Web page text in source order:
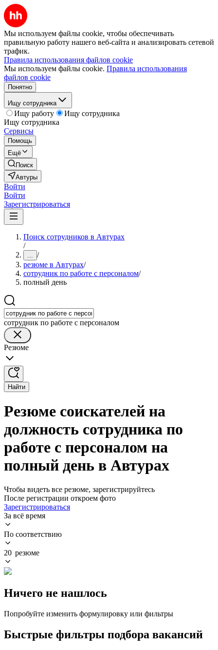
Мы используем файлы cookie, чтобы обеспечивать
правильную работу нашего веб-сайта и анализировать сетевой
трафик.
Правила использования файлов cookie
Мы используем файлы cookie. Правила использования
файлов cookie
Понятно
Ищу сотрудника
Ищу работу
Ищу сотрудника
Ищу сотрудника
Сервисы
Помощь
Ещё
Поиск
Автуры
Войти
Войти
Зарегистрироваться
Поиск сотрудников в Автурах
/
... /
резюме в Автурах/
сотрудник по работе с персоналом/
полный день
сотрудник по работе с персоналом
Резюме
Найти
Резюме соискателей на
должность сотрудника по
работе с персоналом на
полный день в Автурах
Чтобы видеть все резюме, зарегистрируйтесь
После регистрации откроем фото
Зарегистрироваться
За всё время
По соответствию
20 резюме
Ничего не нашлось
Попробуйте изменить формулировку или фильтры
Быстрые фильтры подбора вакансий